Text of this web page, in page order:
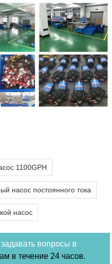
1100GPH
насос постоянного тока
насос
вопросы в
в течение 24 часов.